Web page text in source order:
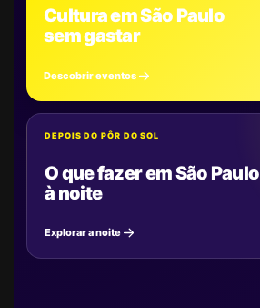
Cultura em São Paulo
sem gastar
Descobrir eventos
DEPOIS DO PÔR DO SOL
O que fazer em São Paulo
à noite
Explorar a noite